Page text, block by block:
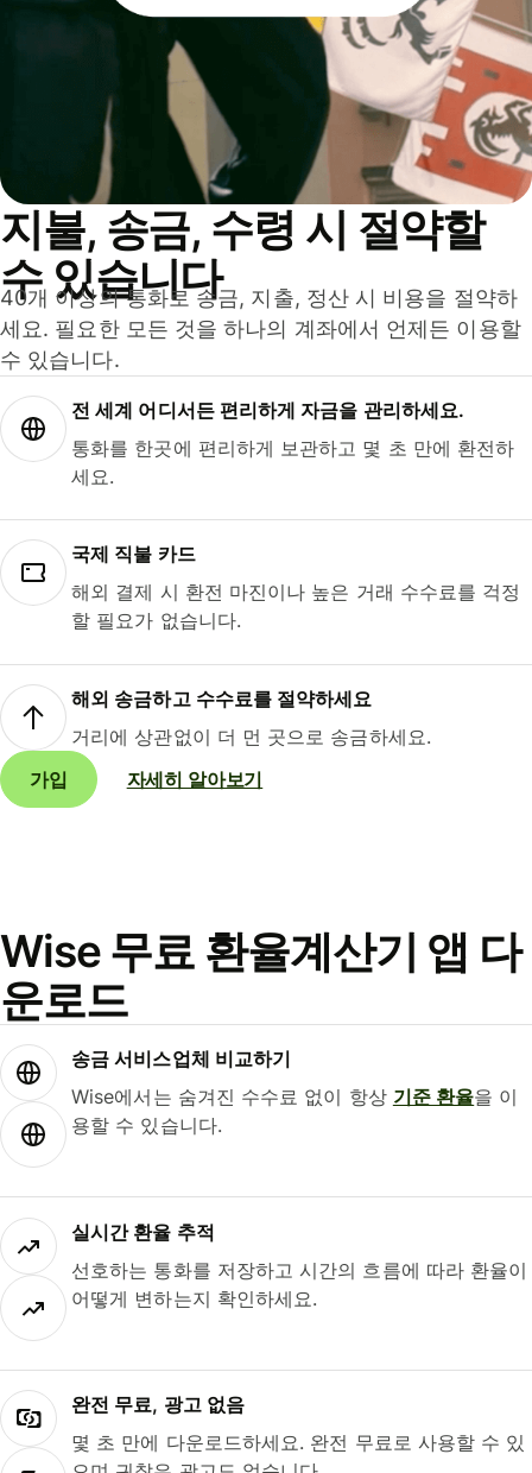
지불, 송금, 수령 시 절약할
수 있습니다
40개 이상의 통화로 송금, 지출, 정산 시 비용을 절약하
세요. 필요한 모든 것을 하나의 계좌에서 언제든 이용할
수 있습니다.
전 세계 어디서든 편리하게 자금을 관리하세요.
통화를 한곳에 편리하게 보관하고 몇 초 만에 환전하
세요.
국제 직불 카드
해외 결제 시 환전 마진이나 높은 거래 수수료를 걱정
할 필요가 없습니다.
해외 송금하고 수수료를 절약하세요
거리에 상관없이 더 먼 곳으로 송금하세요.
가입
자세히 알아보기
Wise 무료 환율계산기 앱 다
운로드
송금 서비스업체 비교하기
Wise에서는 숨겨진 수수료 없이 항상 기준 환율을 이
용할 수 있습니다.
실시간 환율 추적
선호하는 통화를 저장하고 시간의 흐름에 따라 환율이
어떻게 변하는지 확인하세요.
완전 무료, 광고 없음
몇 초 만에 다운로드하세요. 완전 무료로 사용할 수 있